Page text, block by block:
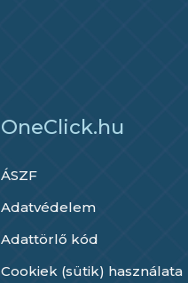
OneClick.hu
ÁSZF
Adatvédelem
Adattörlő kód
Cookiek (sütik) használata